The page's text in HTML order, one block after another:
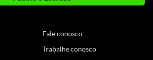
Fale conosco
Trabalhe conosco